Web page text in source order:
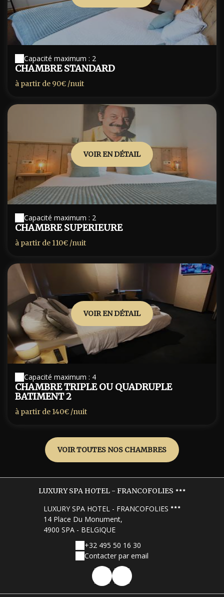
Capacité maximum : 2
CHAMBRE STANDARD
à partir de 90€ /nuit
VOIR EN DÉTAIL
Capacité maximum : 2
CHAMBRE SUPERIEURE
à partir de 110€ /nuit
VOIR EN DÉTAIL
Capacité maximum : 4
CHAMBRE TRIPLE OU QUADRUPLE
BATIMENT 2
à partir de 140€ /nuit
VOIR TOUTES NOS CHAMBRES
LUXURY SPA HOTEL - FRANCOFOLIES
LUXURY SPA HOTEL - FRANCOFOLIES
14 Place Du Monument,
4900 SPA - BELGIQUE
+32 495 50 16 30
Contacter par email